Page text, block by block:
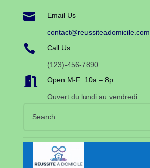
 Email Us
contact@reussiteadomicile.com
 Call Us
(123)-456-7890
 Open M-F: 10a – 8p
Ouvert du lundi au vendredi